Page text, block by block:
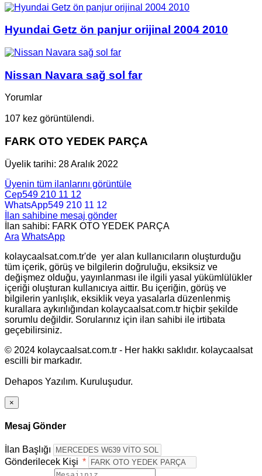
Hyundai Getz ön panjur orijinal 2004 2010
Nissan Navara sağ sol far
Yorumlar
107 kez görüntülendi.
FARK OTO YEDEK PARÇA
Üyelik tarihi: 28 Aralık 2022
Üyenin tüm ilanlarını görüntüle
Cep549 210 11 12
WhatsApp549 210 11 12
İlan sahibine mesaj gönder
İlan sahibi: FARK OTO YEDEK PARÇA
Ara WhatsApp
kolaycaalsat.com.tr'de yer alan kullanıcıların oluşturduğu
tüm içerik, görüş ve bilgilerin doğruluğu, eksiksiz ve
değişmez olduğu, yayınlanması ile ilgili yasal yükümlülükler
içeriği oluşturan kullanıcıya aittir. Bu içeriğin, görüş ve
bilgilerin yanlışlık, eksiklik veya yasalarla düzenlenmiş
kurallara aykırılığından kolaycaalsat.com.tr hiçbir şekilde
sorumlu değildir. Sorularınız için ilan sahibi ile irtibata
geçebilirsiniz.
© 2024 kolaycaalsat.com.tr - Her hakkı saklıdır. kolaycaalsat
escilli bir markadır.
Dehapos Yazılım. Kuruluşudur.
×
Mesaj Gönder
İlan Başlığı
Gönderilecek Kişi *